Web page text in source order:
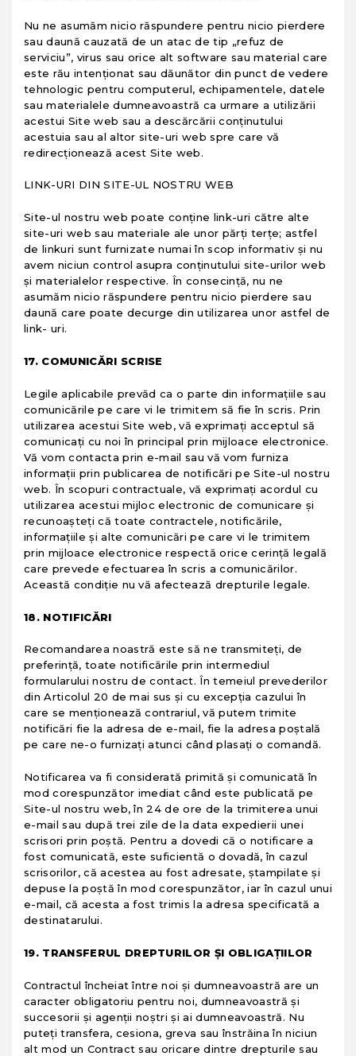
Nu ne asumăm nicio răspundere pentru nicio pierdere
sau daună cauzată de un atac de tip „refuz de
serviciu”, virus sau orice alt software sau material care
este rău intenţionat sau dăunător din punct de vedere
tehnologic pentru computerul, echipamentele, datele
sau materialele dumneavoastră ca urmare a utilizării
acestui Site web sau a descărcării conţinutului
acestuia sau al altor site-uri web spre care vă
redirecţionează acest Site web.
LINK-URI DIN SITE-UL NOSTRU WEB
Site-ul nostru web poate conţine link-uri către alte
site-uri web sau materiale ale unor părţi terţe; astfel
de linkuri sunt furnizate numai în scop informativ şi nu
avem niciun control asupra conţinutului site-urilor web
şi materialelor respective. În consecinţă, nu ne
asumăm nicio răspundere pentru nicio pierdere sau
daună care poate decurge din utilizarea unor astfel de
link- uri.
17. COMUNICĂRI SCRISE
Legile aplicabile prevăd ca o parte din informaţiile sau
comunicările pe care vi le trimitem să fie în scris. Prin
utilizarea acestui Site web, vă exprimaţi acceptul să
comunicaţi cu noi în principal prin mijloace electronice.
Vă vom contacta prin e-mail sau vă vom furniza
informaţii prin publicarea de notificări pe Site-ul nostru
web. În scopuri contractuale, vă exprimaţi acordul cu
utilizarea acestui mijloc electronic de comunicare şi
recunoaşteţi că toate contractele, notificările,
informaţiile şi alte comunicări pe care vi le trimitem
prin mijloace electronice respectă orice cerinţă legală
care prevede efectuarea în scris a comunicărilor.
Această condiţie nu vă afectează drepturile legale.
18. NOTIFICĂRI
Recomandarea noastră este să ne transmiteţi, de
preferinţă, toate notificările prin intermediul
formularului nostru de contact. În temeiul prevederilor
din Articolul 20 de mai sus şi cu excepţia cazului în
care se menţionează contrariul, vă putem trimite
notificări fie la adresa de e-mail, fie la adresa poştală
pe care ne-o furnizaţi atunci când plasaţi o comandă.
Notificarea va fi considerată primită şi comunicată în
mod corespunzător imediat când este publicată pe
Site-ul nostru web, în 24 de ore de la trimiterea unui
e-mail sau după trei zile de la data expedierii unei
scrisori prin poştă. Pentru a dovedi că o notificare a
fost comunicată, este suficientă o dovadă, în cazul
scrisorilor, că acestea au fost adresate, ştampilate şi
depuse la poştă în mod corespunzător, iar în cazul unui
e-mail, că acesta a fost trimis la adresa specificată a
destinatarului.
19. TRANSFERUL DREPTURILOR ȘI OBLIGAȚIILOR
Contractul încheiat între noi şi dumneavoastră are un
caracter obligatoriu pentru noi, dumneavoastră şi
succesorii şi agenţii noştri şi ai dumneavoastră. Nu
puteţi transfera, cesiona, greva sau înstrăina în niciun
alt mod un Contract sau oricare dintre drepturile sau